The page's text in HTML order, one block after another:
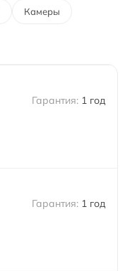
Камеры
1 год
1 год